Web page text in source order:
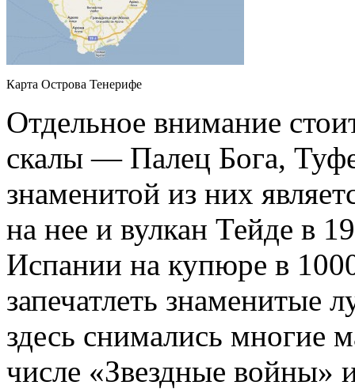
Карта Острова Тенерифе
Отдельное внимание
скалы — Палец Бога,
знаменитой из них
на нее и вулкан Тейде в
Испании на купюре в
запечатлеть знаменитые
здесь снимались многие
числе «Звездные